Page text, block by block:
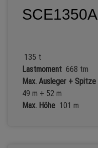
SCE1350A
135 t
Lastmoment 668 tm
Max. Ausleger + Spitze
49 m + 52 m
Max. Höhe 101 m